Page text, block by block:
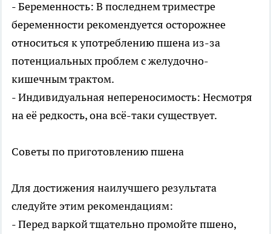
- Беременность: В последнем триместре
беременности рекомендуется осторожнее
относиться к употреблению пшена из-за
потенциальных проблем с желудочно-
кишечным трактом.
- Индивидуальная непереносимость: Несмотря
на её редкость, она всё-таки существует.
Советы по приготовлению пшена
Для достижения наилучшего результата
следуйте этим рекомендациям:
- Перед варкой тщательно промойте пшено,